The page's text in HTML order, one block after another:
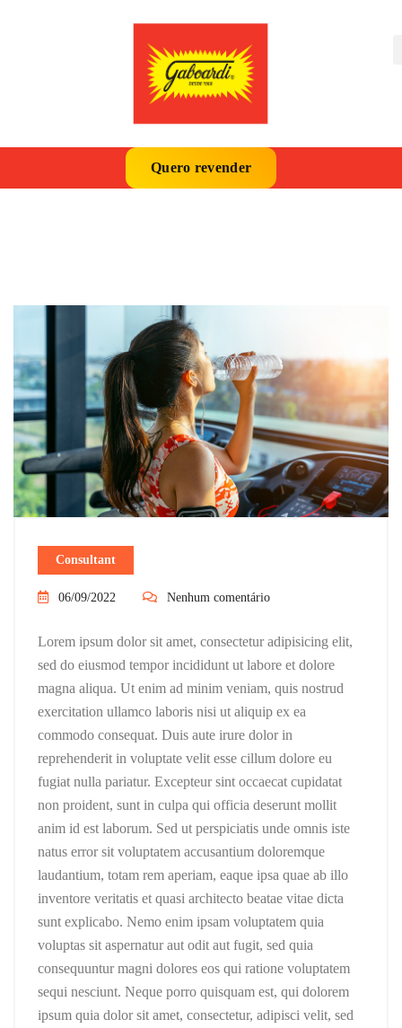
Quero revender
Consultant
06/09/2022 Nenhum comentário
Lorem ipsum dolor sit amet, consectetur adipisicing elit,
sed do eiusmod tempor incididunt ut labore et dolore
magna aliqua. Ut enim ad minim veniam, quis nostrud
exercitation ullamco laboris nisi ut aliquip ex ea
commodo consequat. Duis aute irure dolor in
reprehenderit in voluptate velit esse cillum dolore eu
fugiat nulla pariatur. Excepteur sint occaecat cupidatat
non proident, sunt in culpa qui officia deserunt mollit
anim id est laborum. Sed ut perspiciatis unde omnis iste
natus error sit voluptatem accusantium doloremque
laudantium, totam rem aperiam, eaque ipsa quae ab illo
inventore veritatis et quasi architecto beatae vitae dicta
sunt explicabo. Nemo enim ipsam voluptatem quia
voluptas sit aspernatur aut odit aut fugit, sed quia
consequuntur magni dolores eos qui ratione voluptatem
sequi nesciunt. Neque porro quisquam est, qui dolorem
ipsum quia dolor sit amet, consectetur, adipisci velit, sed